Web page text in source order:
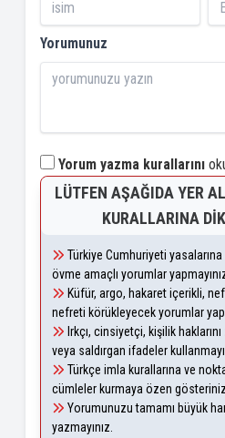
Yorumunuz
Yorum yazma kurallarını
LÜTFEN AŞAĞIDA YER
KURALLARINA
Türkiye Cumhuriyeti
övme amaçlı yorumlar
Küfür, argo, hakaret içerikli,
nefreti körükleyecek yorumlar
Irkçı, cinsiyetçi, kişilik
veya saldırgan ifadeler
Türkçe imla kurallarına ve
cümleler kurmaya özen
Yorumunuzu tamamı büyük
yazmayınız.